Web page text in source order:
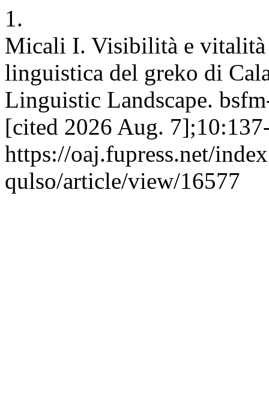
1.
Micali I. Visibilità e vitalità
linguistica del greko di
Linguistic Landscape.
[cited 2026 Aug.
https://oaj.fupress.net/
qulso/article/view/16577